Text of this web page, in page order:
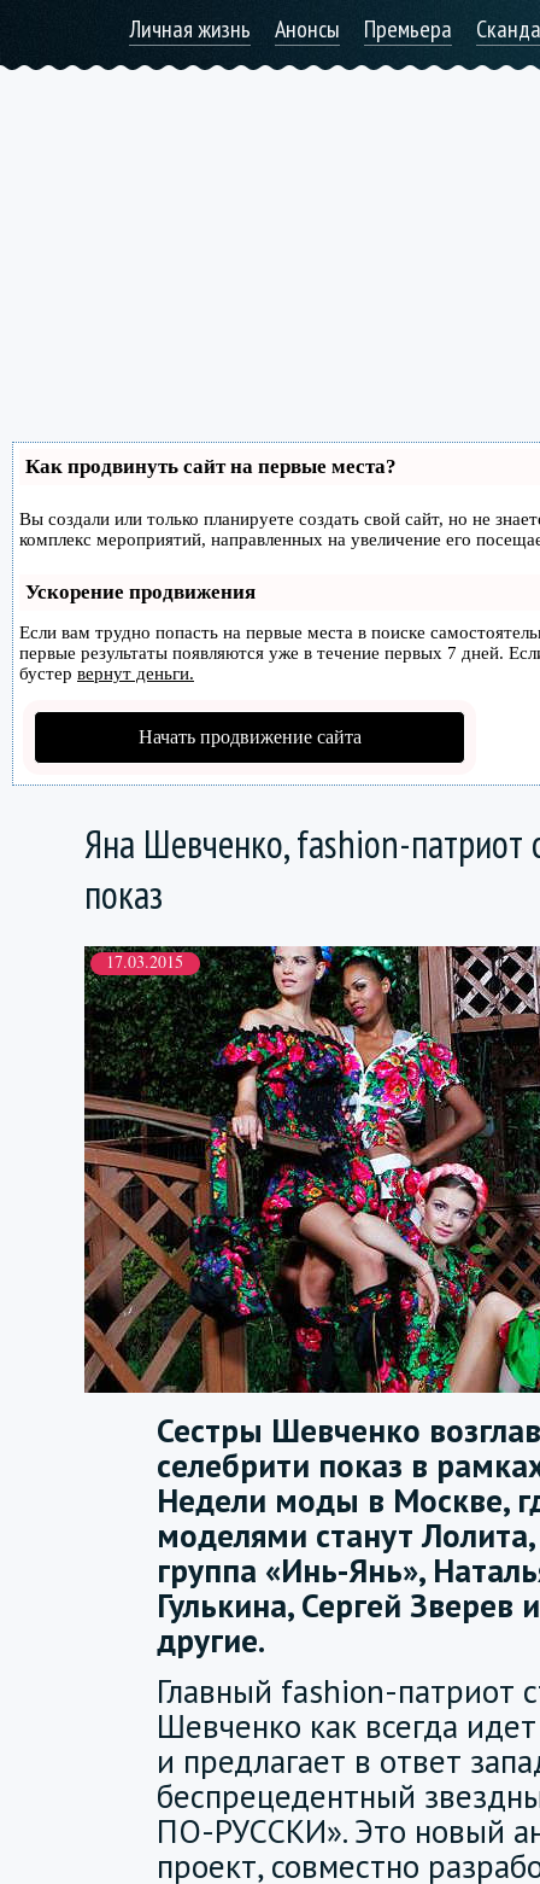
Личная жизнь Анонсы Премьера
Как продвинуть сайт на первые места?
Вы создали или только планируете создать свой сайт, но не
комплекс мероприятий, направленных на увеличение его
Ускорение продвижения
Если вам трудно попасть на первые места в поиске
первые результаты появляются уже в течение первых 7 дней.
бустер вернут деньги.
Начать продвижение сайта
Яна Шевченко, fashion-патриот
показ
17.03.2015
Сестры Шевченко
селебрити показ в
Недели моды в Москве,
моделями станут Лолита,
группа «Инь-Янь»,
Гулькина, Сергей Зверев и
другие.
Главный fashion-патриот
Шевченко как всегда
и предлагает в ответ
беспрецедентный
ПО-РУССКИ». Это новый
проект, совместно